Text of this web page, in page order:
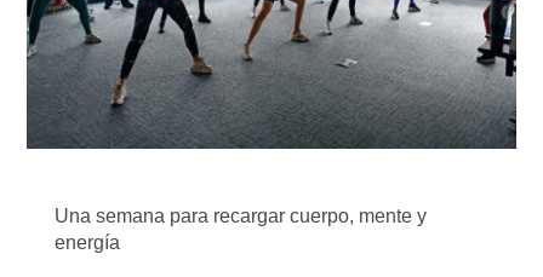
Así se vive la ingeniería en la Escuela
de Verano para Jóvenes
Una semana para recargar cuerpo, mente y
energía